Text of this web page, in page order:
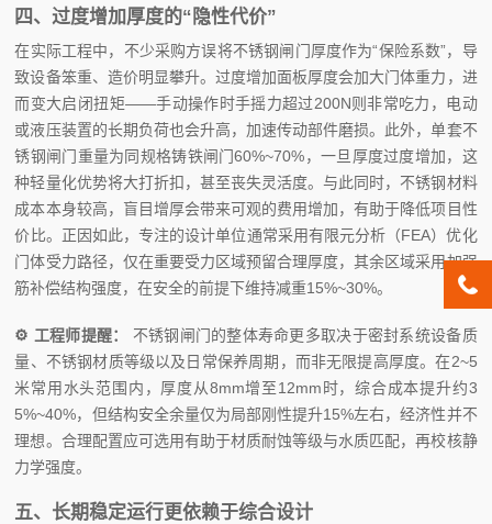
四、过度增加厚度的“隐性代价”
在实际工程中，不少采购方误将不锈钢闸门厚度作为“保险系数”，导
致设备笨重、造价明显攀升。过度增加面板厚度会加大门体重力，进
而变大启闭扭矩——手动操作时手摇力超过200N则非常吃力，电动
或液压装置的长期负荷也会升高，加速传动部件磨损。此外，单套不
锈钢闸门重量为同规格铸铁闸门60%~70%，一旦厚度过度增加，这
种轻量化优势将大打折扣，甚至丧失灵活度。与此同时，不锈钢材料
成本本身较高，盲目增厚会带来可观的费用增加，有助于降低项目性
价比。正因如此，专注的设计单位通常采用有限元分析（FEA）优化
门体受力路径，仅在重要受力区域预留合理厚度，其余区域采用加强
筋补偿结构强度，在安全的前提下维持减重15%~30%。
⚙ 工程师提醒：
不锈钢闸门的整体寿命更多取决于密封系统设备质
量、不锈钢材质等级以及日常保养周期，而非无限提高厚度。在2~5
米常用水头范围内，厚度从8mm增至12mm时，综合成本提升约3
5%~40%，但结构安全余量仅为局部刚性提升15%左右，经济性并不
理想。合理配置应可选用有助于材质耐蚀等级与水质匹配，再校核静
力学强度。
五、长期稳定运行更依赖于综合设计